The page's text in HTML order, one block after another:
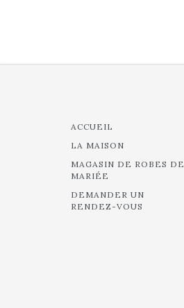
ACCUEIL
LA MAISON
MAGASIN DE ROBES DE
MARIÉE
DEMANDER UN
RENDEZ-VOUS